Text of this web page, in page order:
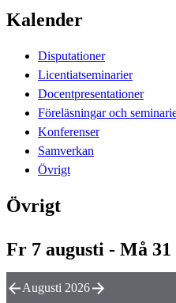
Kalender
Disputationer
Licentiatseminarier
Docentpresentationer
Föreläsningar och
Konferenser
Samverkan
Övrigt
Övrigt
Fr 7 augusti - Må 31
Augusti 2026